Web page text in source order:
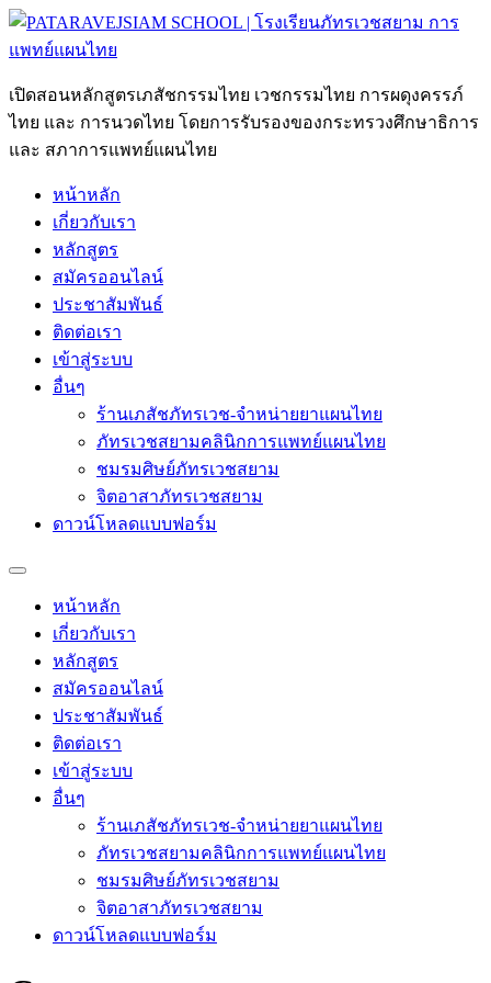
Skip
content
เปิดสอนหลักสูตรเภสัชกรรมไทย เวชกรรมไทย การผดุงครรภ์
ไทย และ การนวดไทย โดยการรับรองของกระทรวงศึกษาธิการ
และ สภาการแพทย์แผนไทย
หน้าหลัก
เกี่ยวกับเรา
หลักสูตร
สมัครออนไลน์
ประชาสัมพันธ์
ติดต่อเรา
เข้าสู่ระบบ
อื่นๆ
ร้านเภสัชภัทรเวช-จำหน่ายยาแผนไทย
ภัทรเวชสยามคลินิกการแพทย์แผนไทย
ชมรมศิษย์ภัทรเวชสยาม
จิตอาสาภัทรเวชสยาม
ดาวน์โหลดแบบฟอร์ม
หน้าหลัก
เกี่ยวกับเรา
หลักสูตร
สมัครออนไลน์
ประชาสัมพันธ์
ติดต่อเรา
เข้าสู่ระบบ
อื่นๆ
ร้านเภสัชภัทรเวช-จำหน่ายยาแผนไทย
ภัทรเวชสยามคลินิกการแพทย์แผนไทย
ชมรมศิษย์ภัทรเวชสยาม
จิตอาสาภัทรเวชสยาม
ดาวน์โหลดแบบฟอร์ม